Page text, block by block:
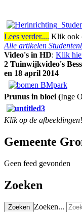
Lees verder.... Klik ook
Alle artikelen
Video's in HD: Klik
2 Tuinwijkvideo's
en 18 april 2014
Prunus in bloei (Inge
Klik op de afbeeldingen!
Gemeente
Geen feed gevonden
Zoeken
Zoeken Zoeken...